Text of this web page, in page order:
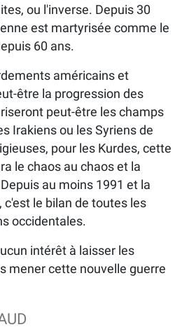
ou l'inverse. Depuis 30
est martyrisée comme le
60 ans.
américains et
être la progression des
peut-être les champs
Irakiens ou les Syriens de
pour les Kurdes, cette
le chaos au chaos et la
au moins 1991 et la
le bilan de toutes les
occidentales.
intérêt à laisser les
mener cette nouvelle guerre